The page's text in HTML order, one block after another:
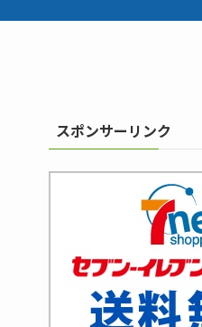
スポンサーリンク